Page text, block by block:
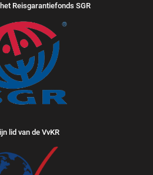
Reisgarantiefonds SGR
lid van de VvKR